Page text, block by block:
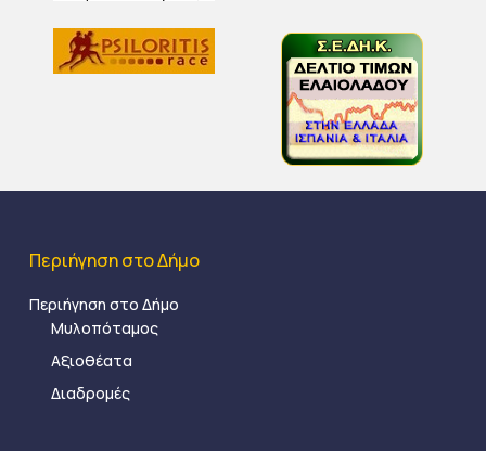
Περιήγηση στο Δήμο
Περιήγηση στο Δήμο
Μυλοπόταμος
Αξιοθέατα
Διαδρομές